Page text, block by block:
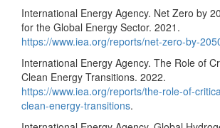
International Energy Agency. Net Zero by
for the Global Energy Sector. 2021.
https://www.iea.org/reports/net-zero-by-
International Energy Agency. The Role of
Clean Energy Transitions. 2022.
https://www.iea.org/reports/the-role-of-
clean-energy-transitions.